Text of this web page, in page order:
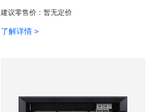
建议零售价： 暂无定价
了解详情 >